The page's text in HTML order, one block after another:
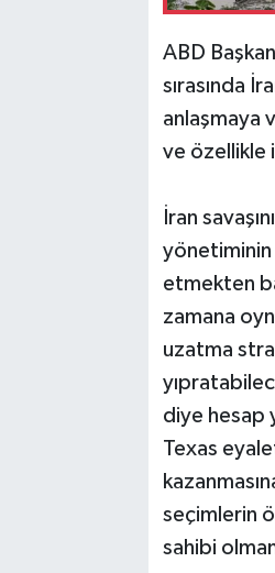
ABD
sırasında
anlaşmaya
ve özellikle
İran
yönetiminin
etmekten
zamana
uzatma
diye hesap
Texas
seçimlerin
sahibi